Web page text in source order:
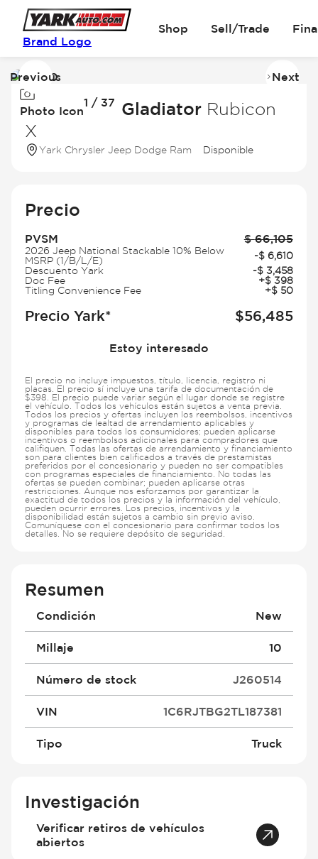
Brand Logo
Shop Sell/Trade
Image
of
Photo Icon
1 / 37
Previous Next
2026 Jeep Gladiator Rubicon
X
Yark Chrysler Jeep Dodge Ram Disponible
Precio
PVSM $ 66,105
2026 Jeep National Stackable 10% Below
MSRP (1/B/L/E)
-$ 6,610
Descuento Yark
-$ 3,458
Doc Fee
+$ 398
Titling Convenience Fee
+$ 50
Precio Yark* $56,485
Estoy interesado
El precio no incluye impuestos, título, licencia, registro ni
placas. El precio sí incluye una tarifa de documentación de
$398. El precio puede variar según el lugar donde se registre
el vehículo. Todos los vehículos están sujetos a venta previa.
Todos los precios y ofertas incluyen los reembolsos, incentivos
y programas de lealtad de arrendamiento aplicables y
disponibles para todos los consumidores; pueden aplicarse
incentivos o reembolsos adicionales para compradores que
califiquen. Todas las ofertas de arrendamiento y financiamiento
son para clientes bien calificados a través de prestamistas
preferidos por el concesionario y pueden no ser compatibles
con programas especiales de financiamiento. No todas las
ofertas se pueden combinar; pueden aplicarse otras
restricciones. Aunque nos esforzamos por garantizar la
exactitud de todos los precios y la información del vehículo,
pueden ocurrir errores. Los precios, incentivos y la
disponibilidad están sujetos a cambio sin previo aviso.
Comuníquese con el concesionario para confirmar todos los
detalles. No se requiere depósito de seguridad.
Resumen
Condición New
Millaje 10
Número de stock J260514
VIN 1C6RJTBG2TL187381
Tipo Truck
Investigación
Verificar retiros de vehículos
abiertos